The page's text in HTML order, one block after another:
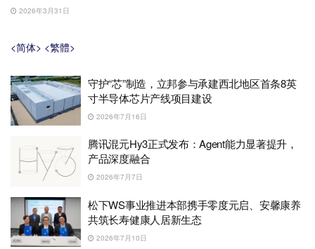
2026年3月31日
<简体> <繁體>
守护“芯”制造，立邦参与承建西北地区首条8英
寸半导体芯片产线项目建设
2026年7月16日
腾讯混元Hy3正式发布：Agent能力显著提升，
产品深度融合
2026年7月7日
松下WS事业推进本部携手零度元启、安馨康养
共筑长寿健康人居新生态
2026年7月10日